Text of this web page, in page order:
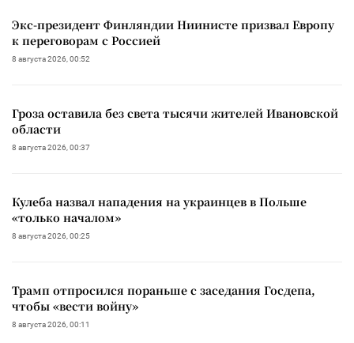
Экс-президент Финляндии Ниинисте призвал Европу
к переговорам с Россией
8 августа 2026, 00:52
Гроза оставила без света тысячи жителей Ивановской
области
8 августа 2026, 00:37
Кулеба назвал нападения на украинцев в Польше
«только началом»
8 августа 2026, 00:25
Трамп отпросился пораньше с заседания Госдепа,
чтобы «вести войну»
8 августа 2026, 00:11